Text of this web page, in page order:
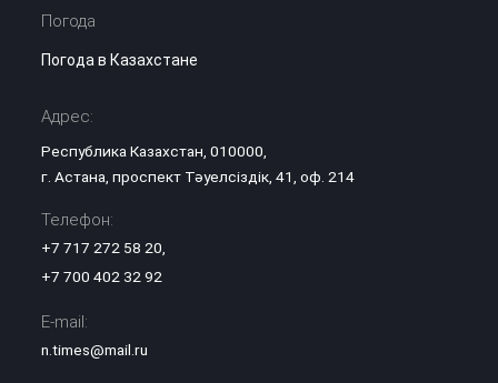
Погода
Погода в Казахстане
Адрес:
Республика Казахстан, 010000,
г. Астана, проспект Тәуелсіздік, 41, оф. 214
Телефон:
+7 717 272 58 20
+7 700 402 32 92
E-mail:
n.times@mail.ru